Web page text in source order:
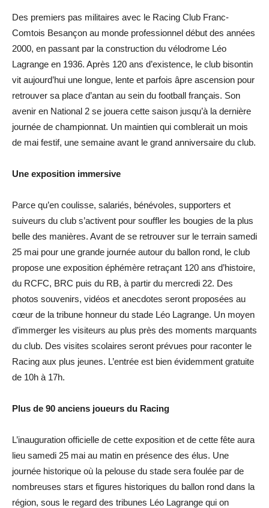
Des premiers pas militaires avec le Racing Club Franc-
Comtois Besançon au monde professionnel début des années
2000, en passant par la construction du vélodrome Léo
Lagrange en 1936. Après 120 ans d’existence, le club bisontin
vit aujourd’hui une longue, lente et parfois âpre ascension pour
retrouver sa place d’antan au sein du football français. Son
avenir en National 2 se jouera cette saison jusqu’à la dernière
journée de championnat. Un maintien qui comblerait un mois
de mai festif, une semaine avant le grand anniversaire du club.
Une exposition immersive
Parce qu’en coulisse, salariés, bénévoles, supporters et
suiveurs du club s’activent pour souffler les bougies de la plus
belle des manières. Avant de se retrouver sur le terrain samedi
25 mai pour une grande journée autour du ballon rond, le club
propose une exposition éphémère retraçant 120 ans d’histoire,
du RCFC, BRC puis du RB, à partir du mercredi 22. Des
photos souvenirs, vidéos et anecdotes seront proposées au
cœur de la tribune honneur du stade Léo Lagrange. Un moyen
d’immerger les visiteurs au plus près des moments marquants
du club. Des visites scolaires seront prévues pour raconter le
Racing aux plus jeunes. L’entrée est bien évidemment gratuite
de 10h à 17h.
Plus de 90 anciens joueurs du Racing
L’inauguration officielle de cette exposition et de cette fête aura
lieu samedi 25 mai au matin en présence des élus. Une
journée historique où la pelouse du stade sera foulée par de
nombreuses stars et figures historiques du ballon rond dans la
région, sous le regard des tribunes Léo Lagrange qui on